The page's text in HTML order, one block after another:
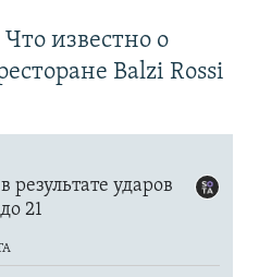
известно о
Balzi Rossi